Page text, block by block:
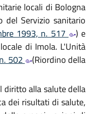
locali di Bologna
del Servizio sanitario
1993, n. 517
) e
di Imola. L'Unità
502
(Riordino della
diritto alla salute della
dei risultati di salute,